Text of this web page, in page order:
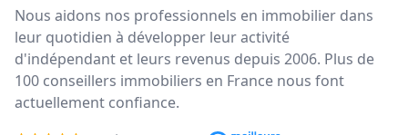
Nous aidons nos professionnels en immobilier dans
leur quotidien à développer leur activité
d'indépendant et leurs revenus depuis 2006. Plus de
100 conseillers immobiliers en France nous font
actuellement confiance.